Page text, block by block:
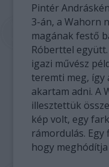
Pintér
3-án, a Wahorn
magának festő
Róberttel
igazi művész
teremti meg, így
akartam adni. A
illesztettük
kép volt, egy
rámordulás.
hogy